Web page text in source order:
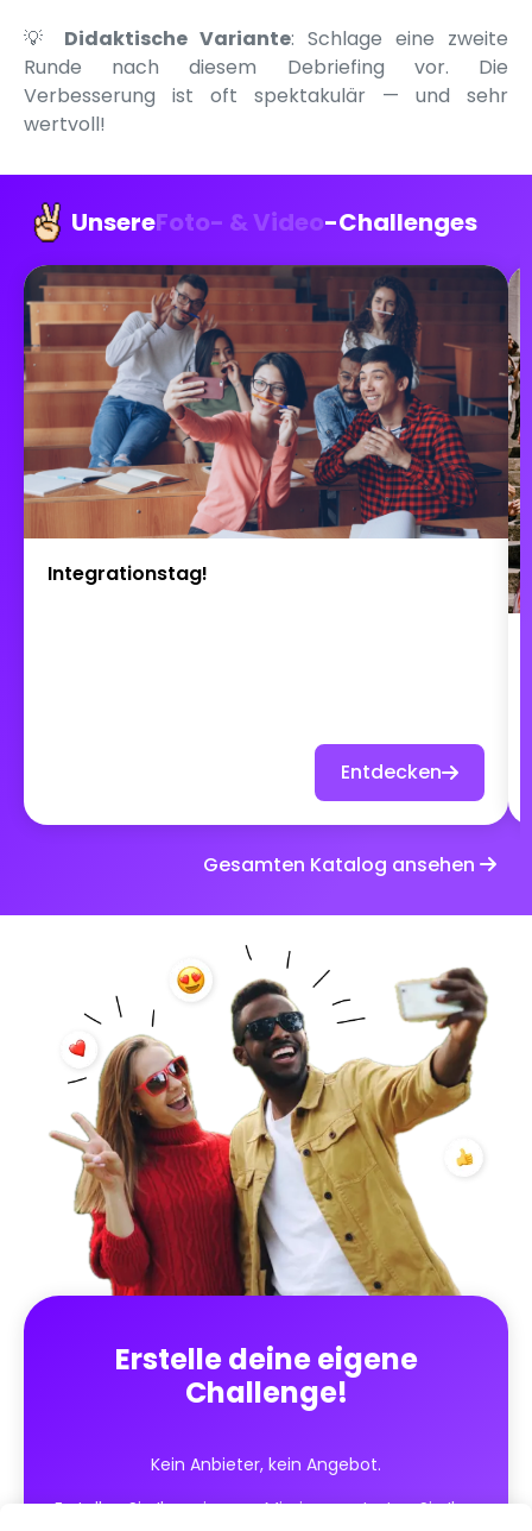
💡 Didaktische Variante: Schlage eine zweite
Runde nach diesem Debriefing vor. Die
Verbesserung ist oft spektakulär — und sehr
wertvoll!
UnsereFoto- & Video-Challenges
Integrationstag!
Entdecken
Gesamten Katalog ansehen
Erstelle deine eigene
Challenge!
Kein Anbieter, kein Angebot.
Erstellen Sie Ihre eigenen Missionen, starten Sie Ihre